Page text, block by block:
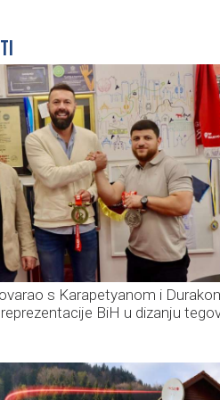
s Karapetyanom i
BiH u dizanju